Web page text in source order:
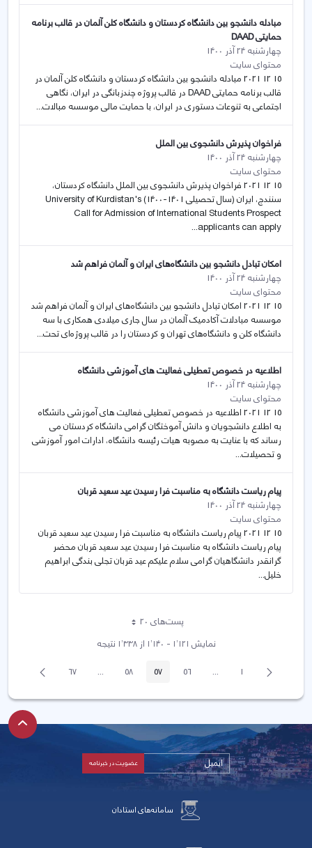
مبادله دانشجو بین دانشگاه کردستان و دانشگاه کلن آلمان در قالب برنامه
حمایتی DAAD
چهارشنبه 24 آذر 1400
محتوای سایت
15 12 2021 مبادله دانشجو بین دانشگاه کردستان و دانشگاه کلن آلمان در
قالب برنامه حمایتی DAAD در قالب پروژه چندزبانگی در ایران، نگاهی
اجتماعی به تنوعات دستوری در ایران، با حمایت مالی موسسه مبالات...
فراخوان پذیرش دانشجوی بین الملل
چهارشنبه 24 آذر 1400
محتوای سایت
15 12 2021 فراخوان پذیرش دانشجوی بین الملل دانشگاه کردستان،
سنندج، ایران (سال تحصیلی 1401-1400) University of Kurdistan's
Call for Admission of International Students Prospect
applicants can apply...
امکان تبادل دانشجو بین دانشگاه‌های ایران و آلمان فراهم شد
چهارشنبه 24 آذر 1400
محتوای سایت
15 12 2021 امکان تبادل دانشجو بین دانشگاه‌های ایران و آلمان فراهم شد
موسسه مبادلات آکادمیک آلمان در سال جاری میلادی همکاری با سه
دانشگاه کلن و دانشگاه‌های تهران و کردستان را در قالب پروژه‌ای تحت...
اطلاعیه در خصوص تعطیلی فعالیت های آموزشی دانشگاه
چهارشنبه 24 آذر 1400
محتوای سایت
15 12 2021 اطلاعیه در خصوص تعطیلی فعالیت های آموزشی دانشگاه
به اطلاع دانشجویان و دانش آموختگان گرامی دانشگاه کردستان می
رساند که با عنایت به مصوبه هیات رئیسه دانشگاه، ادارات امور آموزشی
و تحصیلات...
پیام ریاست دانشگاه به مناسبت فرا رسیدن عید سعید قربان
چهارشنبه 24 آذر 1400
محتوای سایت
15 12 2021 پیام ریاست دانشگاه به مناسبت فرا رسیدن عید سعید قربان
پیام ریاست دانشگاه به مناسبت فرا رسیدن عید سعید قربان محضر
گرانقدر دانشگاهیان گرامی سلام علیکم عید قربان تجلی بندگی ابراهیم
خلیل...
پست‌‌های 20هر صفحه
نمایش ۱٬۱۲۱ - ۱٬۱۴۰ از ۱٬۳۳۸ نتیجه
پیغام
قبلی صفحه1
...
Intermediate Pages
صفحه56 صفحه57 صفحه58
...
Intermediate Pages
صفحه67 صفحه
بعد
سامانه‌های استادان